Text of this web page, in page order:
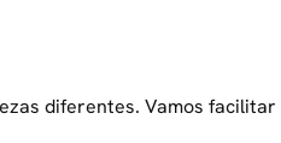
diferentes. Vamos facilitar